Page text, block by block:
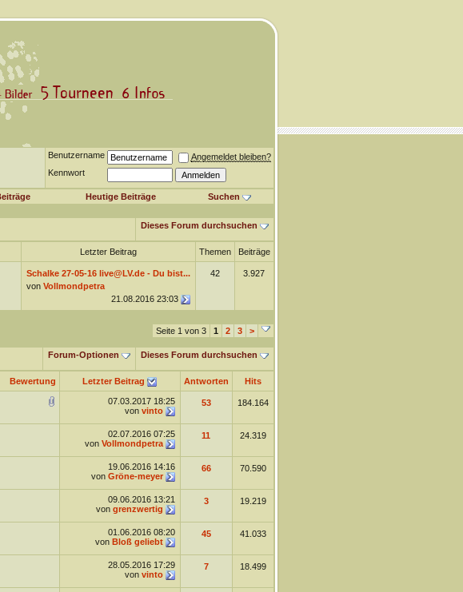
Benutzername
Angemeldet bleiben?
Kennwort
Heutige Beiträge Suchen
Dieses Forum durchsuchen
Letzter Beitrag Themen Beiträge
Schalke 27-05-16 live@LV.de - Du bist...
von Vollmondpetra
21.08.2016 23:03
42 3.927
Seite 1 von 3 1 2 3 >
Forum-Optionen Dieses Forum durchsuchen
Bewertung Letzter Beitrag Antworten Hits
07.03.2017 18:25
von vinto
53 184.164
02.07.2016 07:25
von Vollmondpetra
11 24.319
19.06.2016 14:16
von Gröne-meyer
66 70.590
09.06.2016 13:21
von grenzwertig
3 19.219
01.06.2016 08:20
von Bloß geliebt
45 41.033
28.05.2016 17:29
von vinto
7 18.499